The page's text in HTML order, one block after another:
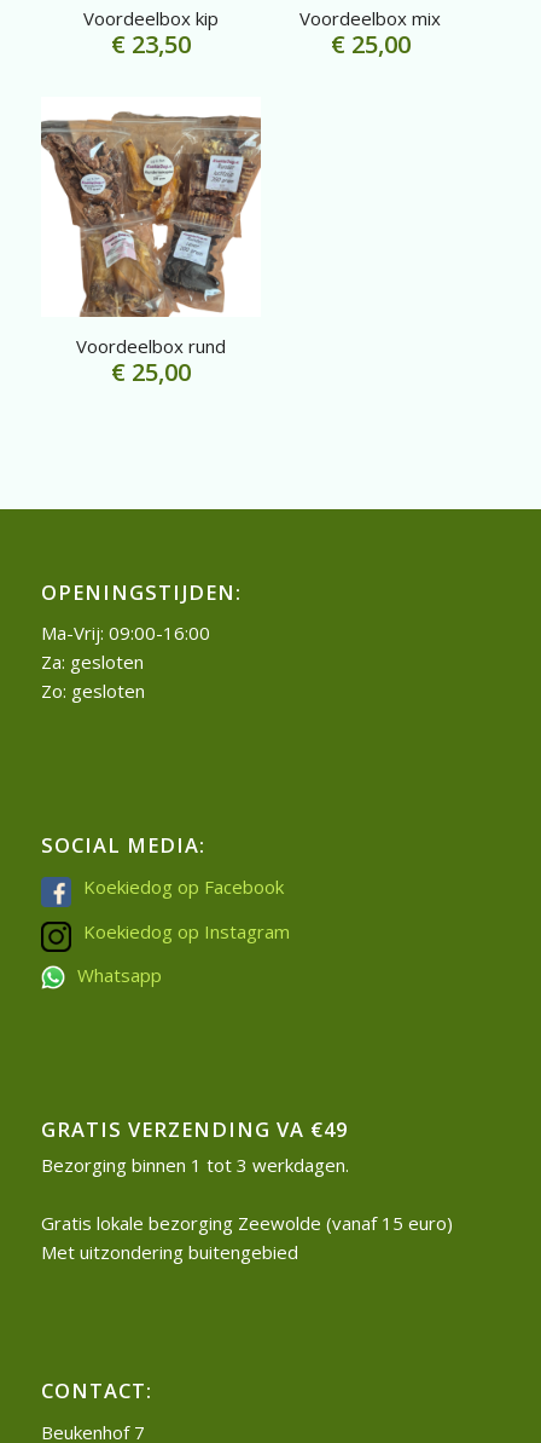
Voordeelbox kip
€23,50
Voordeelbox mix
€25,00
Voordeelbox rund
€25,00
OPENINGSTIJDEN:
Ma-Vrij: 09:00-16:00
Za: gesloten
Zo: gesloten
SOCIAL MEDIA:
Koekiedog op Facebook
Koekiedog op Instagram
Whatsapp
GRATIS VERZENDING VA €49
Bezorging binnen 1 tot 3 werkdagen.
Gratis lokale bezorging Zeewolde (vanaf 15 euro)
Met uitzondering buitengebied
CONTACT:
Beukenhof 7